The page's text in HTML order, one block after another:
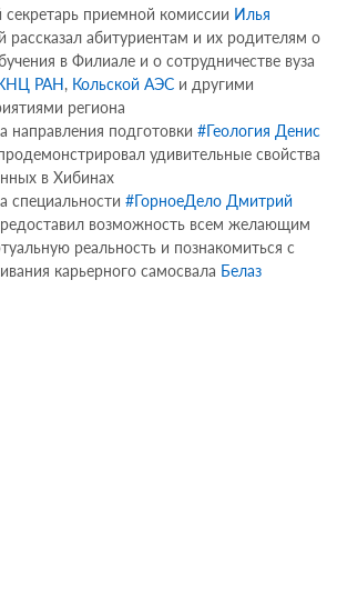
секретарь приемной комиссии Илья
рассказал абитуриентам и их родителям о
в Филиале и о сотрудничестве вуза
РАН, Кольской АЭСи другими
региона
направления подготовки #Геология Денис
удивительные свойства
в Хибинах
специальности #ГорноеДело Дмитрий
возможность всем желающим
реальность и познакомиться с
карьерного самосвала Белаз